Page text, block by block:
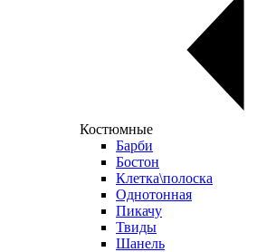
Костюмные
Барби
Бостон
Клетка\полоска
Однотонная
Пикачу
Твиды
Шанель